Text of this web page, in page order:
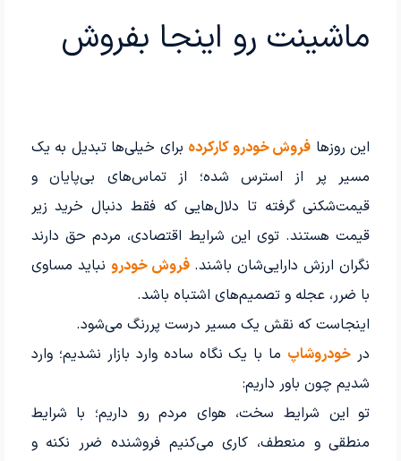
ماشینت رو اینجا بفروش
این روزها فروش خودرو کارکرده برای خیلی‌ها تبدیل به یک
مسیر پر از استرس شده؛ از تماس‌های بی‌پایان و
قیمت‌شکنی گرفته تا دلال‌هایی که فقط دنبال خرید زیر
قیمت هستند. توی این شرایط اقتصادی، مردم حق دارند
نگران ارزش دارایی‌شان باشند.فروش خودرو نباید مساوی
با ضرر، عجله و تصمیم‌های اشتباه باشد.
اینجاست که نقش یک مسیر درست پررنگ می‌شود.
در خودروشاپ ما با یک نگاه ساده وارد بازار نشدیم؛ وارد
شدیم چون باور داریم:
تو این شرایط سخت، هوای مردم رو داریم؛ با شرایط
منطقی و منعطف، کاری می‌کنیم فروشنده ضرر نکنه و